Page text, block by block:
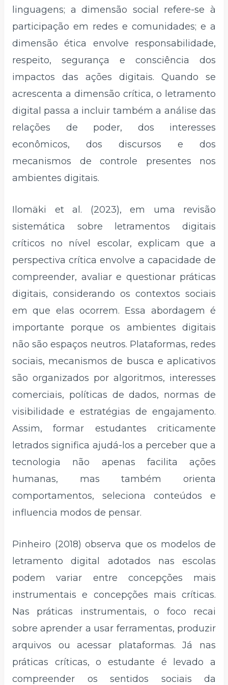
linguagens; a dimensão social refere-se à
participação em redes e comunidades; e a
dimensão ética envolve responsabilidade,
respeito, segurança e consciência dos
impactos das ações digitais. Quando se
acrescenta a dimensão crítica, o letramento
digital passa a incluir também a análise das
relações de poder, dos interesses
econômicos, dos discursos e dos
mecanismos de controle presentes nos
ambientes digitais.
Ilomäki et al. (2023), em uma revisão
sistemática sobre letramentos digitais
críticos no nível escolar, explicam que a
perspectiva crítica envolve a capacidade de
compreender, avaliar e questionar práticas
digitais, considerando os contextos sociais
em que elas ocorrem. Essa abordagem é
importante porque os ambientes digitais
não são espaços neutros. Plataformas, redes
sociais, mecanismos de busca e aplicativos
são organizados por algoritmos, interesses
comerciais, políticas de dados, normas de
visibilidade e estratégias de engajamento.
Assim, formar estudantes criticamente
letrados significa ajudá-los a perceber que a
tecnologia não apenas facilita ações
humanas, mas também orienta
comportamentos, seleciona conteúdos e
influencia modos de pensar.
Pinheiro (2018) observa que os modelos de
letramento digital adotados nas escolas
podem variar entre concepções mais
instrumentais e concepções mais críticas.
Nas práticas instrumentais, o foco recai
sobre aprender a usar ferramentas, produzir
arquivos ou acessar plataformas. Já nas
práticas críticas, o estudante é levado a
compreender os sentidos sociais da